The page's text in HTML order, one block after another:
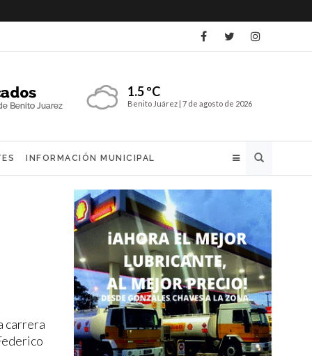
1.5 ºC
Benito Juárez | 7 de agosto de 2026
INFORMACIÓN MUNICIPAL
carrera